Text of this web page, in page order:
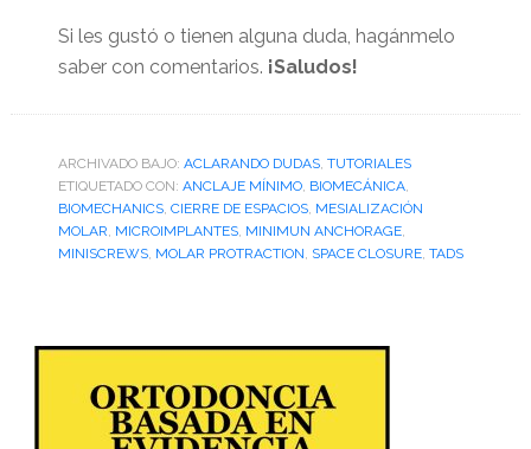
Si les gustó o tienen alguna duda, hagánmelo
saber con comentarios. ¡Saludos!
ARCHIVADO BAJO: ACLARANDO DUDAS, TUTORIALES
ETIQUETADO CON: ANCLAJE MÍNIMO, BIOMECÁNICA,
BIOMECHANICS, CIERRE DE ESPACIOS, MESIALIZACIÓN
MOLAR, MICROIMPLANTES, MINIMUN ANCHORAGE,
MINISCREWS, MOLAR PROTRACTION, SPACE CLOSURE, TADS
Barra
lateral
primaria